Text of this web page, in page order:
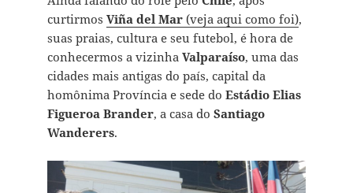
curtirmos Viña del Mar (veja aqui como foi),
suas praias, cultura e seu futebol, é hora de
conhecermos a vizinha Valparaíso, uma das
cidades mais antigas do país, capital da
homônima Província e sede do Estádio Elias
Figueroa Brander, a casa do Santiago
Wanderers.